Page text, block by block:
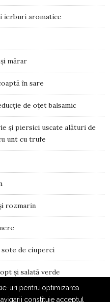
ierburi aromatice
mărar
în sare
de oțet balsamic
și piersici uscate alături de
unt cu trufe
rozmarin
de ciuperci
și salată verde
uri pentru optimizarea
constituie acceptul